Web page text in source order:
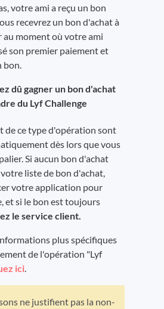
votre ami a reçu un bon
recevrez un bon d'achat à
moment où votre ami
son premier paiement et
bon.
dû gagner un bon d'achat
du Lyf Challenge
de ce type d'opération sont
dès lors que vous
Si aucun bon d'achat
liste de bon d'achat,
votre application pour
et si le bon est toujours
le service client.
plus spécifiques
de l'opération "Lyf
ici.
ne justifient pas la non-